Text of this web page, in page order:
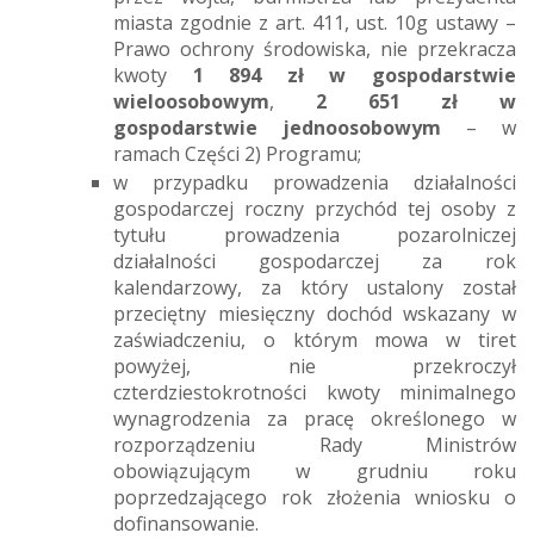
miasta zgodnie z art. 411, ust. 10g ustawy –
Prawo ochrony środowiska, nie przekracza
kwoty 1 894 zł w gospodarstwie
wieloosobowym, 2 651 zł w
gospodarstwie jednoosobowym – w
ramach Części 2) Programu;
w przypadku prowadzenia działalności
gospodarczej roczny przychód tej osoby z
tytułu prowadzenia pozarolniczej
działalności gospodarczej za rok
kalendarzowy, za który ustalony został
przeciętny miesięczny dochód wskazany w
zaświadczeniu, o którym mowa w tiret
powyżej, nie przekroczył
czterdziestokrotności kwoty minimalnego
wynagrodzenia za pracę określonego w
rozporządzeniu Rady Ministrów
obowiązującym w grudniu roku
poprzedzającego rok złożenia wniosku o
dofinansowanie.